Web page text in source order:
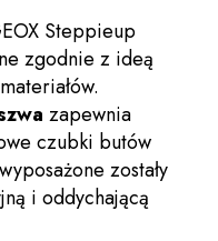
Steppieup
zgodnie z ideą
zapewnia
czubki butów
zostały
i oddychającą